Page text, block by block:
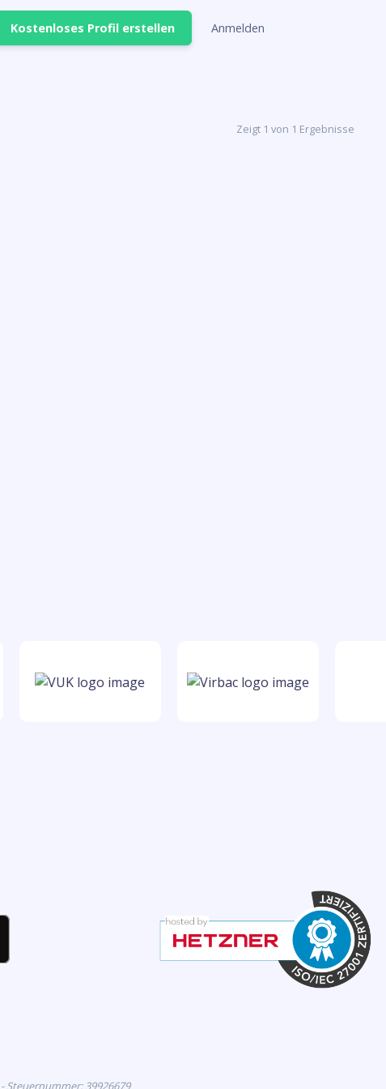
Kostenloses Profil erstellen Anmelden
Zeigt 1 von 1 Ergebnisse
- Steuernummer: 39926679